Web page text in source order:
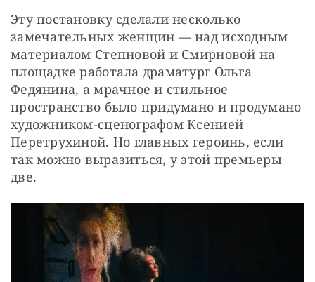
Эту постановку сделали несколько
замечательных женщин — над исходным
материалом Степновой и Смирновой на
площадке работала драматург Ольга
Федянина, а мрачное и стильное
пространство было придумано и продумано
художником-сценографом Ксенией
Перетрухиной. Но главных героинь, если
так можно выразиться, у этой премьеры
две.